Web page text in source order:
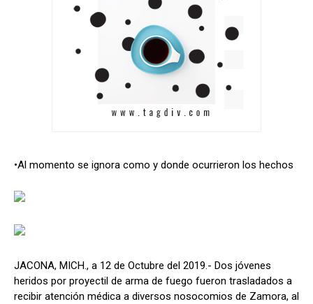
•Al momento se ignora como y donde ocurrieron los hechos
JACONA, MICH., a 12 de Octubre del 2019.- Dos jóvenes
heridos por proyectil de arma de fuego fueron trasladados a
recibir atención médica a diversos nosocomios de Zamora, al